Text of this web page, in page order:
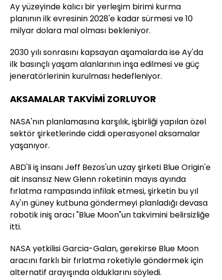
Ay yüzeyinde kalıcı bir yerleşim birimi kurma
planının ilk evresinin 2028'e kadar sürmesi ve 10
milyar dolara mal olması bekleniyor.
2030 yılı sonrasını kapsayan aşamalarda ise Ay'da
ilk basınçlı yaşam alanlarının inşa edilmesi ve güç
jeneratörlerinin kurulması hedefleniyor.
AKSAMALAR TAKVİMİ ZORLUYOR
NASA'nın planlamasına karşılık, işbirliği yapılan özel
sektör şirketlerinde ciddi operasyonel aksamalar
yaşanıyor.
ABD'li iş insanı Jeff Bezos'un uzay şirketi Blue Origin'e
ait insansız New Glenn roketinin mayıs ayında
fırlatma rampasında infilak etmesi, şirketin bu yıl
Ay'ın güney kutbuna göndermeyi planladığı devasa
robotik iniş aracı "Blue Moon"un takvimini belirsizliğe
itti.
NASA yetkilisi Garcia-Galan, gerekirse Blue Moon
aracını farklı bir fırlatma roketiyle göndermek için
alternatif arayışında olduklarını söyledi.